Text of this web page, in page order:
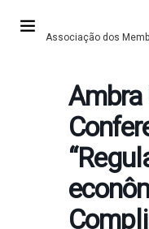
Associação dos
Ambra